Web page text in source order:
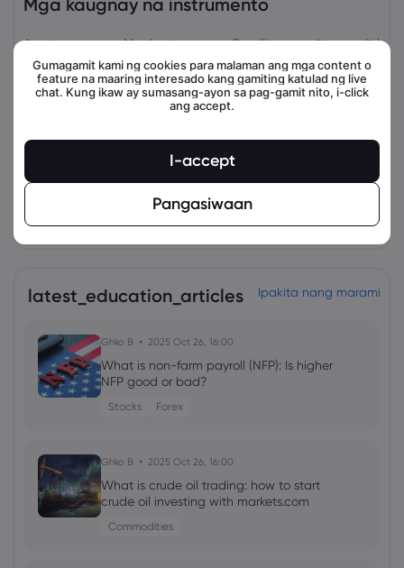
Mga kaugnay na instrumento
Asset Magbenta Bumili Change (%)
view_all_instruments
latest_education_articles Ipakita nang marami
Ghko B 2025 Oct 26, 16:00
What is non-farm payroll (NFP): Is higher
NFP good or bad?
Stocks Forex
Ghko B 2025 Oct 26, 16:00
What is crude oil trading: how to start
crude oil investing with markets.com
Commodities
Gumagamit kami ng cookies para malaman ang mga content o
feature na maaring interesado kang gamiting katulad ng live
chat. Kung ikaw ay sumasang-ayon sa pag-gamit nito, i-click
ang accept.
I-accept
Pangasiwaan